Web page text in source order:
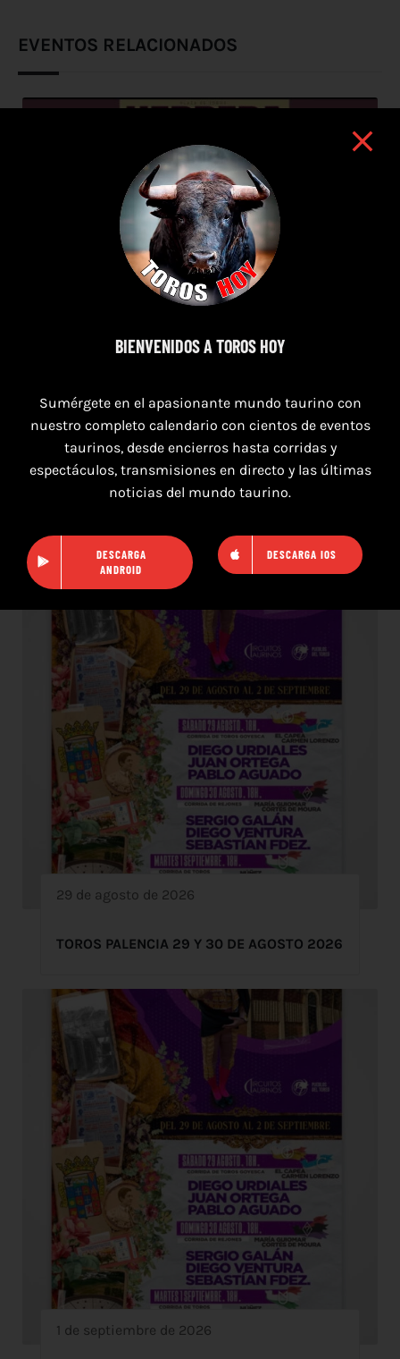
EVENTOS RELACIONADOS
16 de agosto de 2026
TOROS HERRERA DEL DUQUE 16 AGOSTO
29 de agosto de 2026
TOROS PALENCIA 29 Y 30 DE AGOSTO 2026
1 de septiembre de 2026
BIENVENIDOS A TOROS HOY
Sumérgete en el apasionante mundo taurino con
nuestro completo calendario con cientos de eventos
taurinos, desde encierros hasta corridas y
espectáculos, transmisiones en directo y las últimas
noticias del mundo taurino.
DESCARGA
ANDROID
DESCARGA IOS